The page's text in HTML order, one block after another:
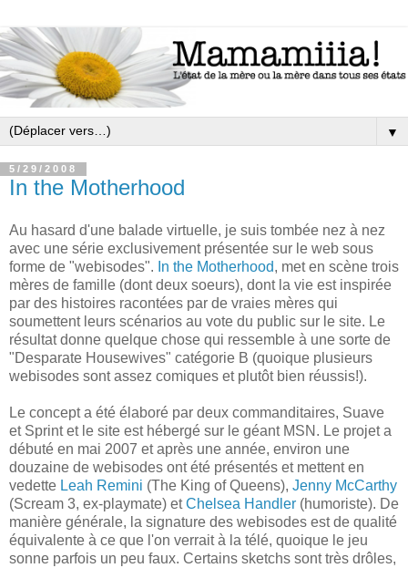
▼
5/29/2008
In the Motherhood
Au hasard d'une balade virtuelle, je suis tombée nez à nez
avec une série exclusivement présentée sur le web sous
forme de "webisodes". In the Motherhood, met en scène trois
mères de famille (dont deux soeurs), dont la vie est inspirée
par des histoires racontées par de vraies mères qui
soumettent leurs scénarios au vote du public sur le site. Le
résultat donne quelque chose qui ressemble à une sorte de
"Desparate Housewives" catégorie B (quoique plusieurs
webisodes sont assez comiques et plutôt bien réussis!).
Le concept a été élaboré par deux commanditaires, Suave
et Sprint et le site est hébergé sur le géant MSN. Le projet a
débuté en mai 2007 et après une année, environ une
douzaine de webisodes ont été présentés et mettent en
vedette Leah Remini (The King of Queens), Jenny McCarthy
(Scream 3, ex-playmate) etChelsea Handler (humoriste). De
manière générale, la signature des webisodes est de qualité
équivalente à ce que l'on verrait à la télé, quoique le jeu
sonne parfois un peu faux. Certains sketchs sont très drôles,